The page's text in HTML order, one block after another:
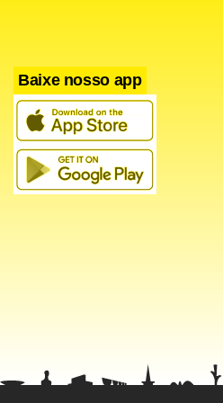
O acordo negociado com os EUA
mundiais foi apresentado por
de cooperação e diálogo a ser
“Pela primeira vez dois lados, em
depois da guerra, se engajam
mesma maneira em que,
Baixe nosso app